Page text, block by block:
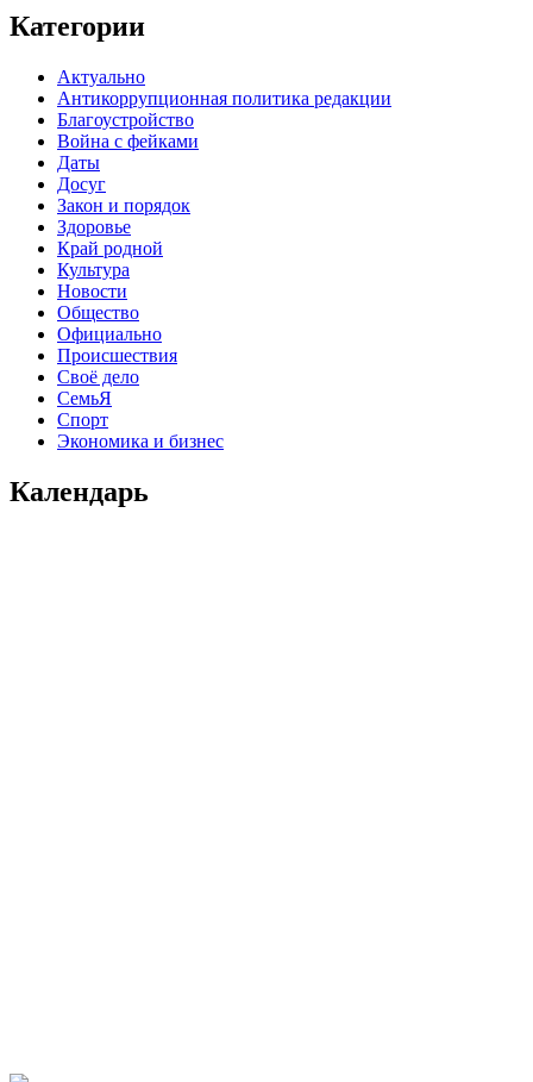
Категории
Актуально
Антикоррупционная политика редакции
Благоустройство
Война с фейками
Даты
Досуг
Закон и порядок
Здоровье
Край родной
Культура
Новости
Общество
Официально
Происшествия
Своё дело
СемьЯ
Спорт
Экономика и бизнес
Календарь